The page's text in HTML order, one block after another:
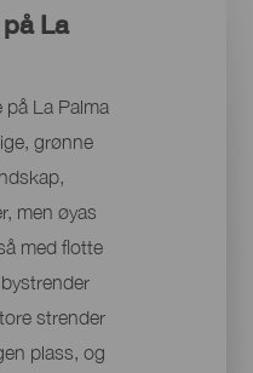
La
på La Palma
grønne
men øyas
med flotte
strender
plass, og